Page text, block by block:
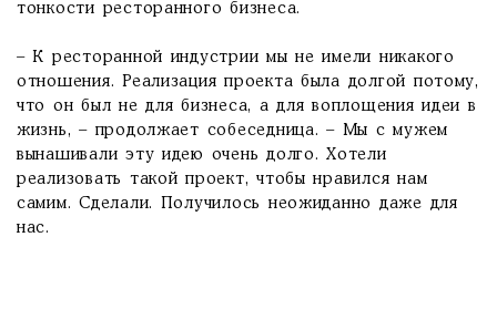
тонкости ресторанного бизнеса.
– К ресторанной индустрии мы не имели никакого
отношения. Реализация проекта была долгой потому,
что он был не для бизнеса, а для воплощения идеи в
жизнь, – продолжает собеседница. – Мы с мужем
вынашивали эту идею очень долго. Хотели
реализовать такой проект, чтобы нравился нам
самим. Сделали. Получилось неожиданно даже для
нас.